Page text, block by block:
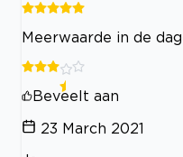
Meerwaarde in de
Beveelt aan
23 March 2021